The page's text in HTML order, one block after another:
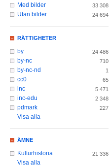
Med bilder 33 308
Utan bilder 24 694
RÄTTIGHETER
by 24 486
by-nc 710
by-nc-nd 1
cc0 65
inc 5 471
inc-edu 2 348
pdmark 227
Visa alla
ÄMNE
Kulturhistoria 21 336
Visa alla